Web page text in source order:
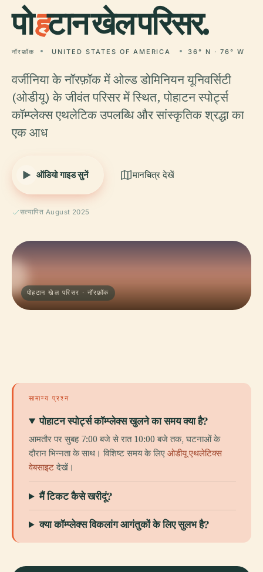
पोहटान खेल परिसर.
नॉरफ़ॉक UNITED STATES OF AMERICA 36° N · 76° W
वर्जीनिया के नॉरफ़ॉक में ओल्ड डोमिनियन यूनिवर्सिटी
(ओडीयू) के जीवंत परिसर में स्थित, पोहाटन स्पोर्ट्स
कॉम्प्लेक्स एथलेटिक उपलब्धि और सांस्कृतिक श्रद्धा का
एक आध
ऑडियो गाइड सुनें मानचित्र देखें
सत्यापित August 2025
पोहटान खेल परिसर · नॉरफ़ॉक
सामान्य प्रश्न
पोहाटन स्पोर्ट्स कॉम्प्लेक्स खुलने का समय क्या है?
आमतौर पर सुबह 7:00 बजे से रात 10:00 बजे तक, घटनाओं के
दौरान भिन्नता के साथ। विशिष्ट समय के लिएओडीयू एथलेटिक्स
वेबसाइटदेखें।
मैं टिकट कैसे खरीदूं?
क्या कॉम्प्लेक्स विकलांग आगंतुकों के लिए सुलभ है?